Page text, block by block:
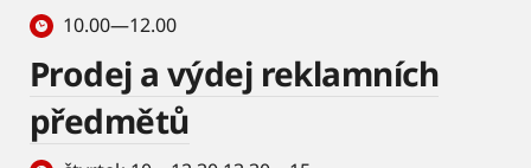
10.00—12.00
Prodej a výdej reklamních
předmětů